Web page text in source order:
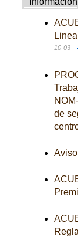
10-03
de